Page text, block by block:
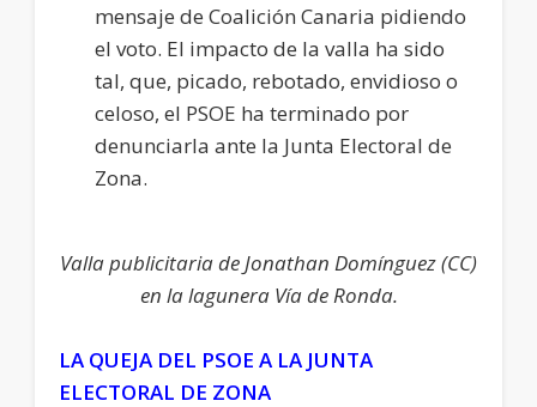
mensaje de Coalición Canaria pidiendo
el voto. El impacto de la valla ha sido
tal, que, picado, rebotado, envidioso o
celoso, el PSOE ha terminado por
denunciarla ante la Junta Electoral de
Zona.
Valla publicitaria de Jonathan Domínguez (CC)
en la lagunera Vía de Ronda.
LA QUEJA DEL PSOE A LA JUNTA
ELECTORAL DE ZONA